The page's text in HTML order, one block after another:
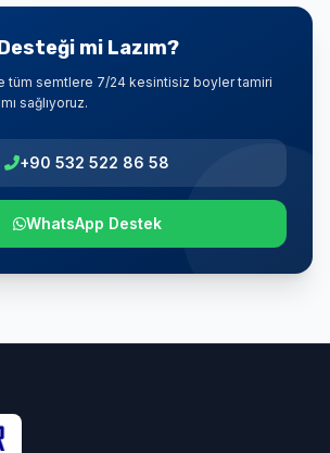
mi Lazım?
tüm semtlere 7/24 kesintisiz boyler tamiri
sağlıyoruz.
+90 532 522 86 58
WhatsApp Destek